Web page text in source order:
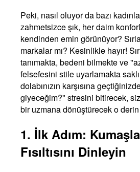
Peki, nasıl oluyor da bazı
zahmetsizce şık, her daim
kendinden emin görünüyor?
markalar mı? Kesinlikle hayır!
tanımakta, bedeni bilmekte ve
felsefesini stile uyarlamakta
dolabınızın karşısına
giyeceğim?" stresini bitirecek,
bir uzmana dönüştürecek o derin
1. İlk Adım:
Fısıltısını Dinleyin